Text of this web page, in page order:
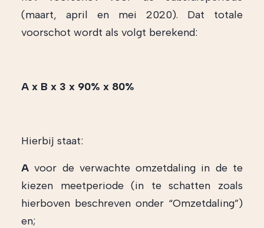
(maart, april en mei 2020). Dat totale
voorschot wordt als volgt berekend:
A x B x 3 x 90% x 80%
Hierbij staat:
A voor de verwachte omzetdaling in de te
kiezen meetperiode (in te schatten zoals
hierboven beschreven onder “Omzetdaling”)
en;